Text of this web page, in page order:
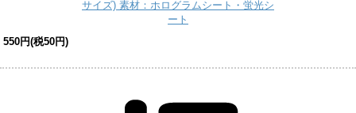
サイズ) 素材：ホログラムシート・蛍光シ
ート
550円(税50円)